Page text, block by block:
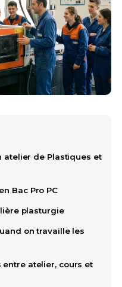
atelier de Plastiques et
Bac Pro PC
plasturgie
on travaille les
atelier, cours et